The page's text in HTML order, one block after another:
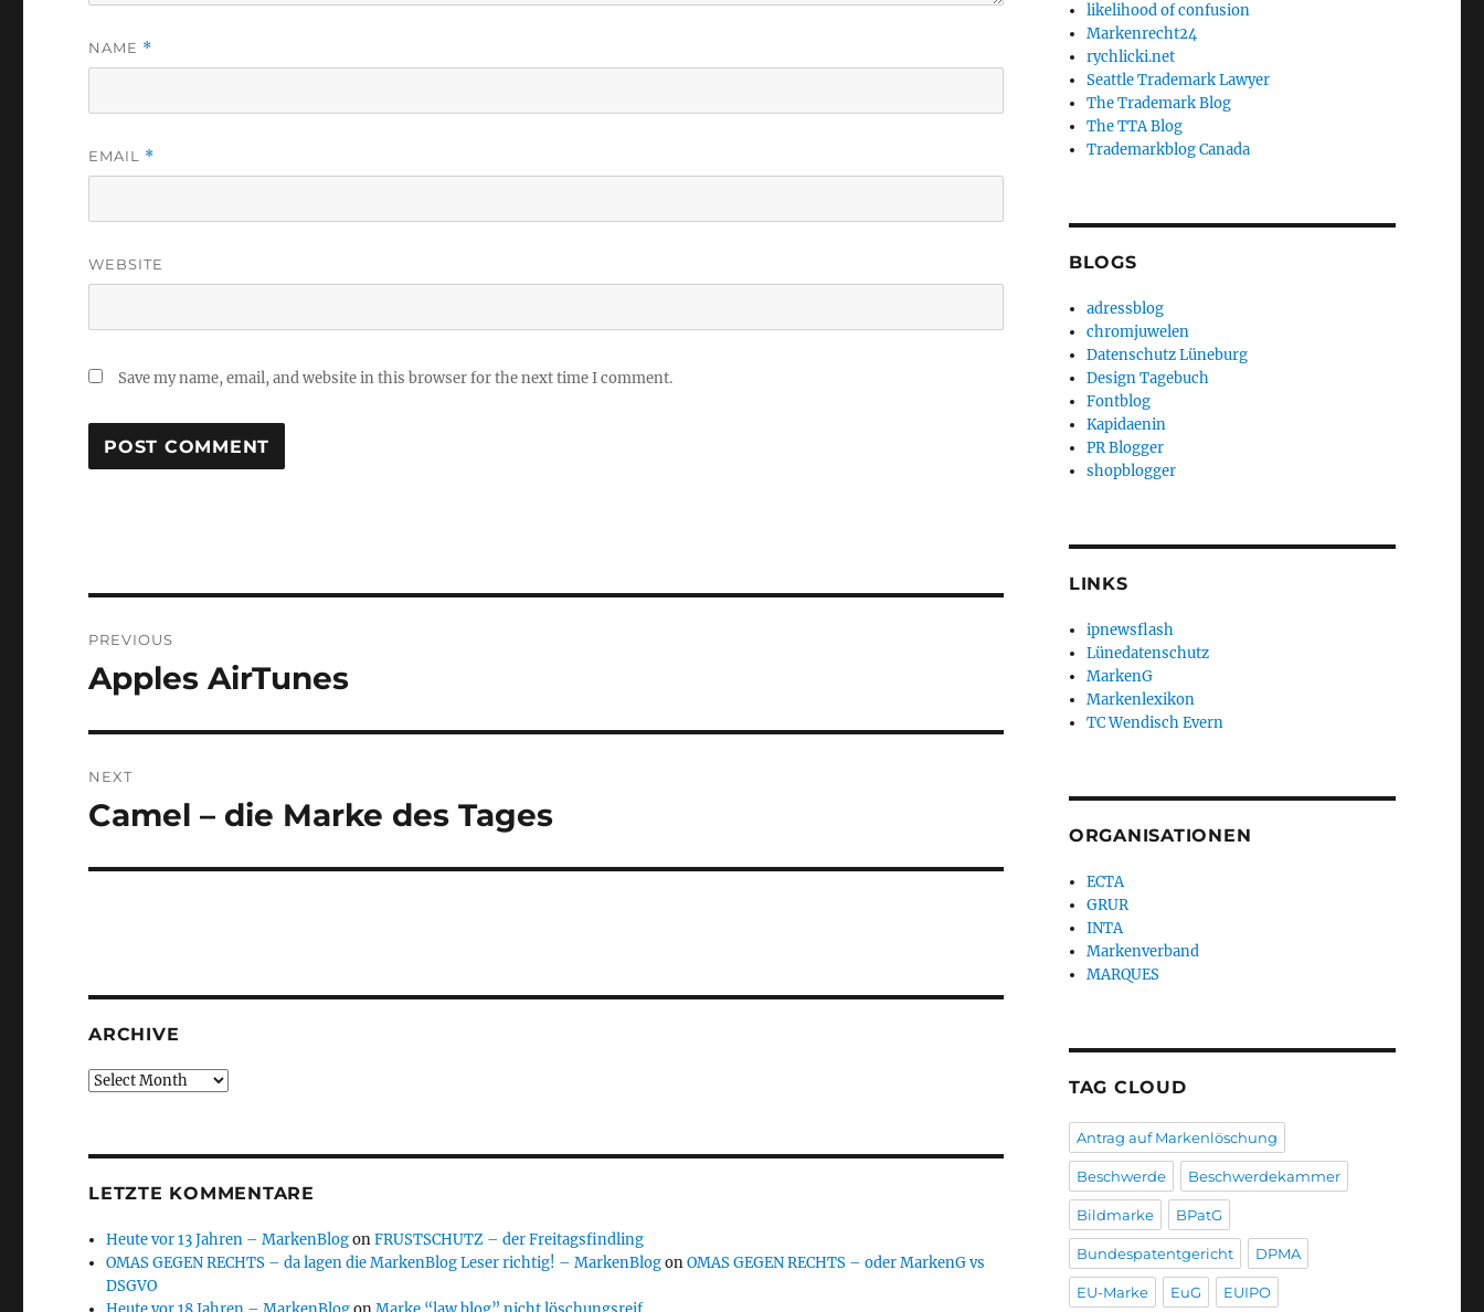
NAME *
EMAIL *
WEBSITE
Save my name, email, and website in this browser for the next time I comment.
navigation
PREVIOUS
Previous
Apples AirTunes
NEXT
Next
Camel – die Marke des Tages
ARCHIVE
Archive
LETZTE KOMMENTARE
Heute vor 13 Jahren – MarkenBlogonFRUSTSCHUTZ – der Freitagsfindling
OMAS GEGEN RECHTS – da lagen die MarkenBlog Leser richtig! – MarkenBlogonOMAS GEGEN RECHTS – oder MarkenG vs
DSGVO
likelihood of confusion
Markenrecht24
rychlicki.net
Seattle Trademark Lawyer
The Trademark Blog
The TTA Blog
Trademarkblog Canada
BLOGS
adressblog
chromjuwelen
Datenschutz Lüneburg
Design Tagebuch
Fontblog
Kapidaenin
PR Blogger
shopblogger
LINKS
ipnewsflash
Lünedatenschutz
MarkenG
Markenlexikon
TC Wendisch Evern
ORGANISATIONEN
ECTA
GRUR
INTA
Markenverband
MARQUES
TAG CLOUD
Antrag auf Markenlöschung
Beschwerde Beschwerdekammer
Bildmarke BPatG
Bundespatentgericht DPMA
EU-Marke EuG EUIPO